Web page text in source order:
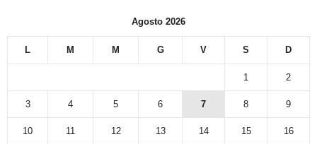
Agosto 2026
L M M G V S D
1 2
3 4 5 6 7 8 9
10 11 12 13 14 15 16